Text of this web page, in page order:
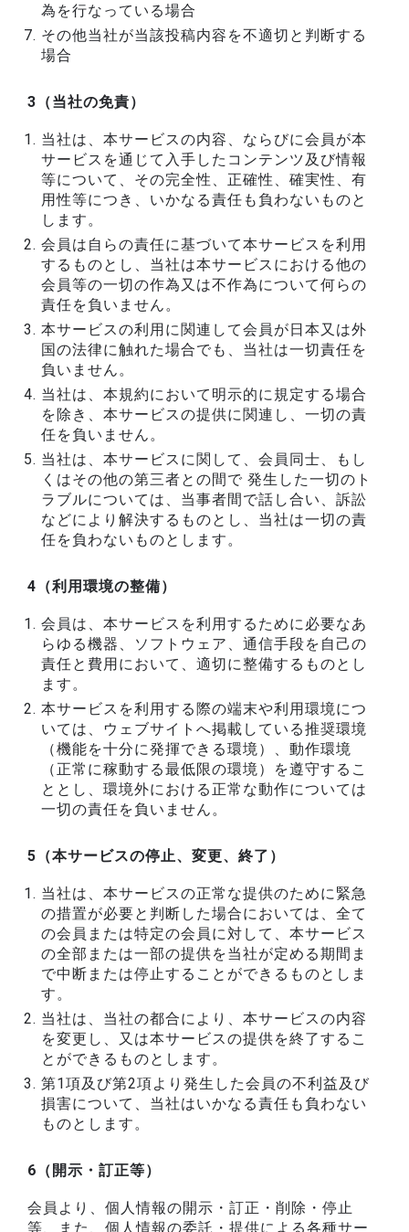
為を行なっている場合
その他当社が当該投稿内容を不適切と判断する
場合
3（当社の免責）
当社は、本サービスの内容、ならびに会員が本
サービスを通じて入手したコンテンツ及び情報
等について、その完全性、正確性、確実性、有
用性等につき、いかなる責任も負わないものと
します。
会員は自らの責任に基づいて本サービスを利用
するものとし、当社は本サービスにおける他の
会員等の一切の作為又は不作為について何らの
責任を負いません。
本サービスの利用に関連して会員が日本又は外
国の法律に触れた場合でも、当社は一切責任を
負いません。
当社は、本規約において明示的に規定する場合
を除き、本サービスの提供に関連し、一切の責
任を負いません。
当社は、本サービスに関して、会員同士、もし
くはその他の第三者との間で 発生した一切のト
ラブルについては、当事者間で話し合い、訴訟
などにより解決するものとし、当社は一切の責
任を負わないものとします。
4（利用環境の整備）
会員は、本サービスを利用するために必要なあ
らゆる機器、ソフトウェア、通信手段を自己の
責任と費用において、適切に整備するものとし
ます。
本サービスを利用する際の端末や利用環境につ
いては、ウェブサイトへ掲載している推奨環境
（機能を十分に発揮できる環境）、動作環境
（正常に稼動する最低限の環境）を遵守するこ
ととし、環境外における正常な動作については
一切の責任を負いません。
5（本サービスの停止、変更、終了）
当社は、本サービスの正常な提供のために緊急
の措置が必要と判断した場合においては、全て
の会員または特定の会員に対して、本サービス
の全部または一部の提供を当社が定める期間ま
で中断または停止することができるものとしま
す。
当社は、当社の都合により、本サービスの内容
を変更し、又は本サービスの提供を終了するこ
とができるものとします。
第1項及び第2項より発生した会員の不利益及び
損害について、当社はいかなる責任も負わない
ものとします。
6（開示・訂正等）
会員より、個人情報の開示・訂正・削除・停止
等、また、個人情報の委託・提供による各種サー